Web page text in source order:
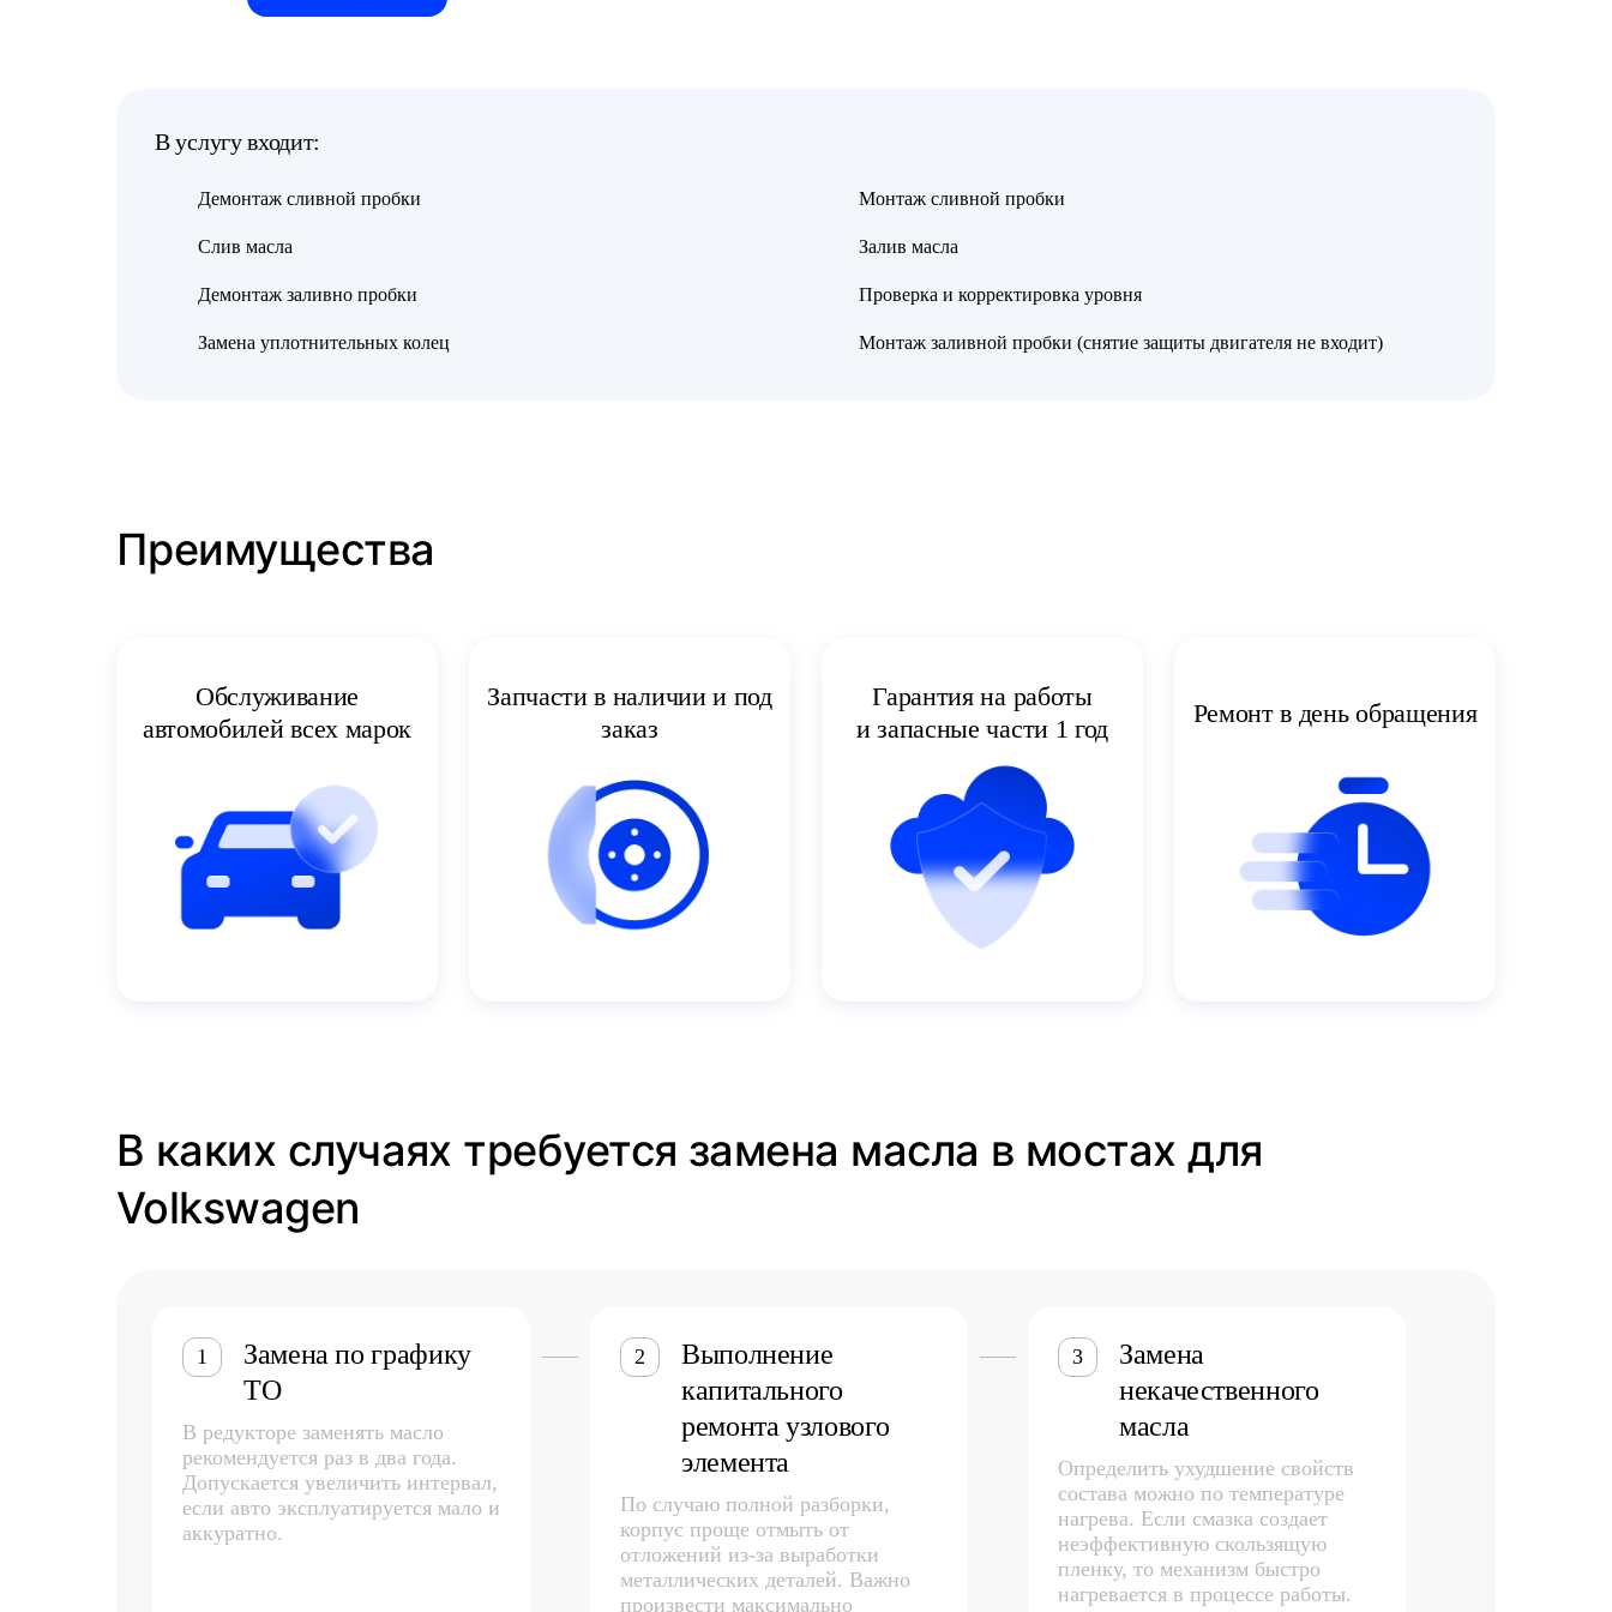
В услугу входит:
Демонтаж сливной пробки
Слив масла
Демонтаж заливно пробки
Замена уплотнительных колец
Монтаж сливной пробки
Залив масла
Проверка и корректировка уровня
Монтаж заливной пробки (снятие защиты двигателя не входит)
Преимущества
Обслуживание
автомобилей всех марок
Запчасти в наличии и под
заказ
Гарантия на работы
и запасные части 1 год
Ремонт в день обращения
В каких случаях требуется замена масла в мостах для
Volkswagen
1
Замена по графику
ТО
В редукторе заменять масло
рекомендуется раз в два года.
Допускается увеличить интервал,
если авто эксплуатируется мало и
аккуратно.
2
Выполнение
капитального
ремонта узлового
элемента
По случаю полной разборки,
корпус проще отмыть от
отложений из-за выработки
металлических деталей. Важно
произвести максимально
3
Замена
некачественного
масла
Определить ухудшение свойств
состава можно по температуре
нагрева. Если смазка создает
неэффективную скользящую
пленку, то механизм быстро
нагревается в процессе работы.